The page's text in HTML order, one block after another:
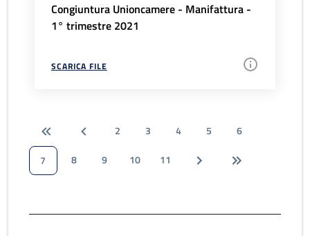
Congiuntura Unioncamere - Manifattura -
1° trimestre 2021
SCARICA FILE
2 3 4 5
6
7
8 9 10 11